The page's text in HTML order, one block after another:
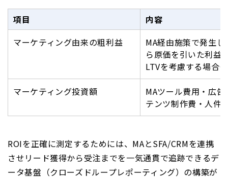
項目
内容
マーケティング由来の粗利益
MA経由施策で発生
ら原価を引いた利益
LTVを考慮する場合も
マーケティング投資額
MAツール費用・広
テンツ制作費・人件
ROIを正確に測定するためには、MAとSFA/CRMを連携
させリード獲得から受注までを一気通貫で追跡できるデ
ータ基盤（クローズドループレポーティング）の構築が